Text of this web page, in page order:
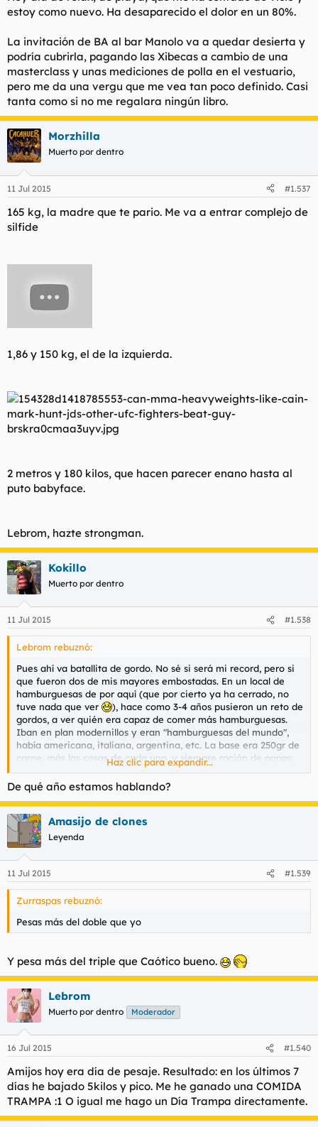
estoy como nuevo. Ha desaparecido el dolor en un 80%.
La invitación de BA al bar Manolo va a quedar desierta y
podría cubrirla, pagando las Xibecas a cambio de una
masterclass y unas mediciones de polla en el vestuario,
pero me da una vergu que me vea tan poco definido. Casi
tanta como si no me regalara ningún libro.
Morzhilla
Muerto por dentro
11 Jul 2015 #1.537
165 kg, la madre que te pario. Me va a entrar complejo de
silfide
1,86 y 150 kg, el de la izquierda.
2 metros y 180 kilos, que hacen parecer enano hasta al
puto babyface.
Lebrom, hazte strongman.
Kokillo
Muerto por dentro
11 Jul 2015 #1.538
Lebrom rebuznó:
Pues ahí va batallita de gordo. No sé si será mi record, pero si
que fueron dos de mis mayores embostadas. En un local de
hamburguesas de por aquí (que por cierto ya ha cerrado, no
tuve nada que ver
), hace como 3-4 años pusieron un reto de
gordos, a ver quién era capaz de comer más hamburguesas.
Iban en plan modernillos y eran "hamburguesas del mundo",
había americana, italiana, argentina, etc. La base era 250gr de
carne, más las cosas de cada una, y siempre ración de papas,
no sé cuántos gramos serían, era un plato mediano bien
cargado.
El record estaba en 5 hamburguesas. Tenían la condición/truco
de no poder pedir la siguiente hasta no haber acabado la
anterior. Después de mi cuarta me dejaron pedirlas de 2 en 2.
Me fuí del local dejando el record en 8, el coma digestivo
estuvo cerca, me dio una especie de borrachera de gordo muy
lol, fue un gran día
Y el año pasado o un poco más, volví. No me habían superado.
Gracias a la fuerza del amor.
Me suena que cuando puse foto de la báscula en el general me
la pediste, pero no h8. Mira, no iba a decir nada porque
queríamos que fuera una sorpresa, pero en Agosto subo a
Madrid, y estamos trabajando duro para cuadrar y que yo
salga en el video de Cocreta y Benito, así que ahí me verás
hasta en movimiento.
Haz clic para expandir...
De qué año estamos hablando?
Amasijo de clones
Leyenda
11 Jul 2015 #1.539
Zurraspas rebuznó:
Pesas más del doble que yo
Y pesa más del triple que Caótico bueno.
Lebrom
Muerto por dentro Moderador
16 Jul 2015 #1.540
Amijos hoy era día de pesaje. Resultado: en los últimos 7
días he bajado 5kilos y pico. Me he ganado una COMIDA
TRAMPA :1 O igual me hago un Día Trampa directamente.